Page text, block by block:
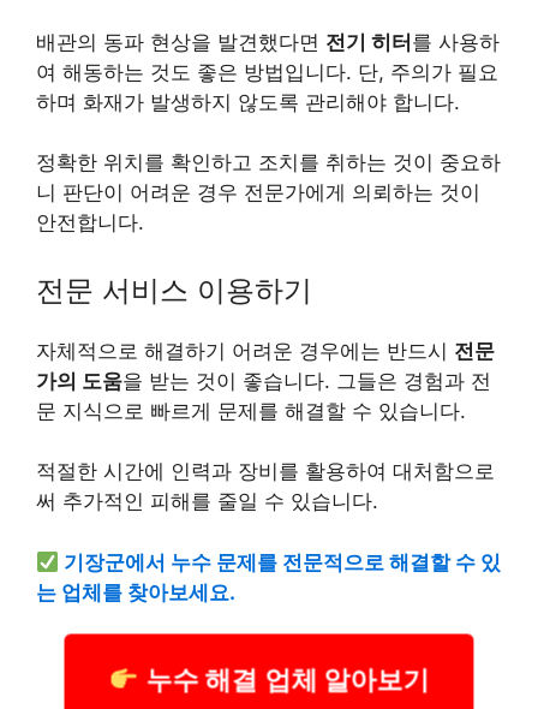
배관의 동파 현상을 발견했다면 전기 히터를 사용하
여 해동하는 것도 좋은 방법입니다. 단, 주의가 필요
하며 화재가 발생하지 않도록 관리해야 합니다.
정확한 위치를 확인하고 조치를 취하는 것이 중요하
니 판단이 어려운 경우 전문가에게 의뢰하는 것이
안전합니다.
전문 서비스 이용하기
자체적으로 해결하기 어려운 경우에는 반드시 전문
가의 도움을 받는 것이 좋습니다. 그들은 경험과 전
문 지식으로 빠르게 문제를 해결할 수 있습니다.
적절한 시간에 인력과 장비를 활용하여 대처함으로
써 추가적인 피해를 줄일 수 있습니다.
기장군에서 누수 문제를 전문적으로 해결할 수 있
는 업체를 찾아보세요.
누수 해결 업체 알아보기